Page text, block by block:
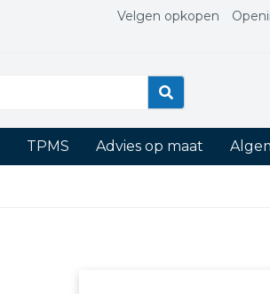
Velgen opkopen
TPMS Advies op maat